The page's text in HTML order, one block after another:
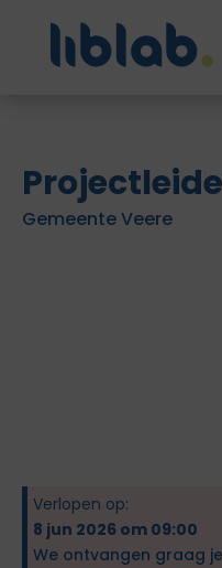
Gemeente Veere
Verlopen op:
8 jun 2026 om 09:00
We ontvangen graag